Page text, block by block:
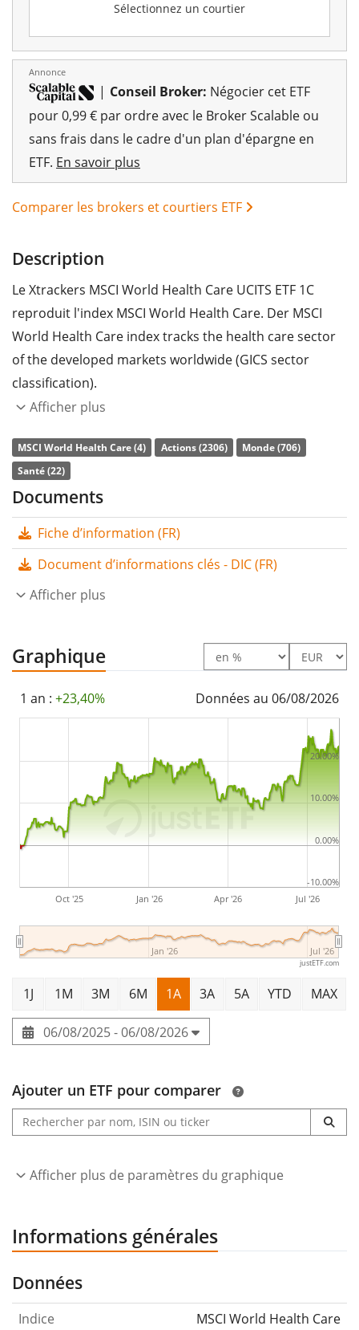
Sélectionnez un courtier
Annonce
| Conseil Broker: Négocier cet ETF
pour 0,99 € par ordre avec le Broker Scalable ou
sans frais dans le cadre d'un plan d'épargne en
ETF. En savoir plus
Comparer les brokers et courtiers ETF
Description
Le Xtrackers MSCI World Health Care UCITS ETF 1C
reproduit l'index MSCI World Health Care. Der MSCI
World Health Care index tracks the health care sector
of the developed markets worldwide (GICS sector
classification).
ratio des frais totaux
p.a.. Le Xtrackers MSCI World Health Care UCITS ETF 1C
est l'ETF le moins cher et le plus grand qui suit l'indice
MSCI World Health Care. L'ETF reproduit la
les composantes de l’indice (réplication complète). Les
dividendes de l'ETF sontcapitalisés
et réinvestis dans
actifs sous gestion à
hauteur de 3 323 M d'EUR
. L'ETF a été
lancé le 4 mars
Afficher plus
MSCI World Health Care (4) Actions (2306)
Monde (706)
Santé (22)
Documents
Fiche d’information (FR)
Document d’informations clés - DIC (FR)
Afficher plus
Graphique
1 an : +23,40% Données au 06/08/2026
Oct '25 Jan '26 Apr '26 Jul '26
Jan '26 Jul '26
-10.00%
0.00%
10.00%
20.00%
justETF.com
1J 1M 3M 6M 1A 3A 5A YTD MAX
06/08/2025 - 06/08/2026
Ajouter un ETF pour comparer
Afficher plus de paramètres du graphique
Informations générales
Données
Indice MSCI World Health Care